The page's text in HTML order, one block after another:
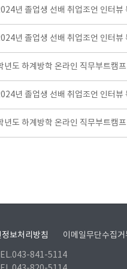
년 졸업생 선배 취업조언 인터뷰
년 졸업생 선배 취업조언 인터뷰
년도 하계방학 온라인 직무부트캠
년 졸업생 선배 취업조언 인터뷰
년도 하계방학 온라인 직무부트캠
정보처리방침 이메일무단수집거
841-5114